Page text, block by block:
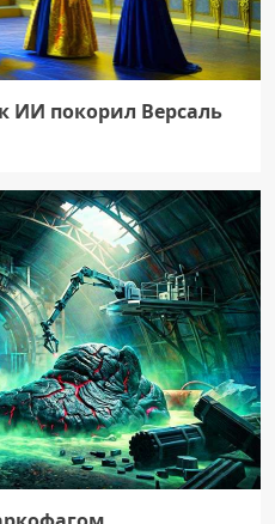
ИИ покорил Версаль